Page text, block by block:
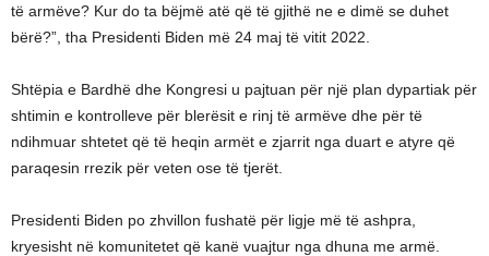
të armëve? Kur do ta bëjmë atë që të gjithë ne e dimë se duhet
bërë?”, tha Presidenti Biden më 24 maj të vitit 2022.
Shtëpia e Bardhë dhe Kongresi u pajtuan për një plan dypartiak për
shtimin e kontrolleve për blerësit e rinj të armëve dhe për të
ndihmuar shtetet që të heqin armët e zjarrit nga duart e atyre që
paraqesin rrezik për veten ose të tjerët.
Presidenti Biden po zhvillon fushatë për ligje më të ashpra,
kryesisht në komunitetet që kanë vuajtur nga dhuna me armë.